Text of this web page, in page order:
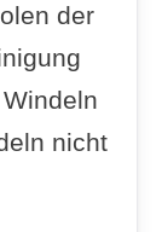
der
nicht